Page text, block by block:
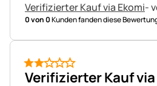
Verifizierter Kauf via Ekomi-
0 von 0Kunden fanden diese
2 von 5
Verifizierter Kauf via